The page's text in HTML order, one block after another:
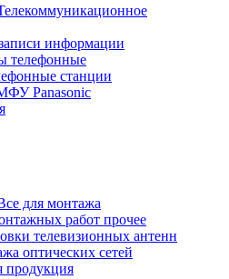
информации
телефонные
станции
Panasonic
для монтажа
работ прочее
телевизионных антенн
оптических сетей
продукция